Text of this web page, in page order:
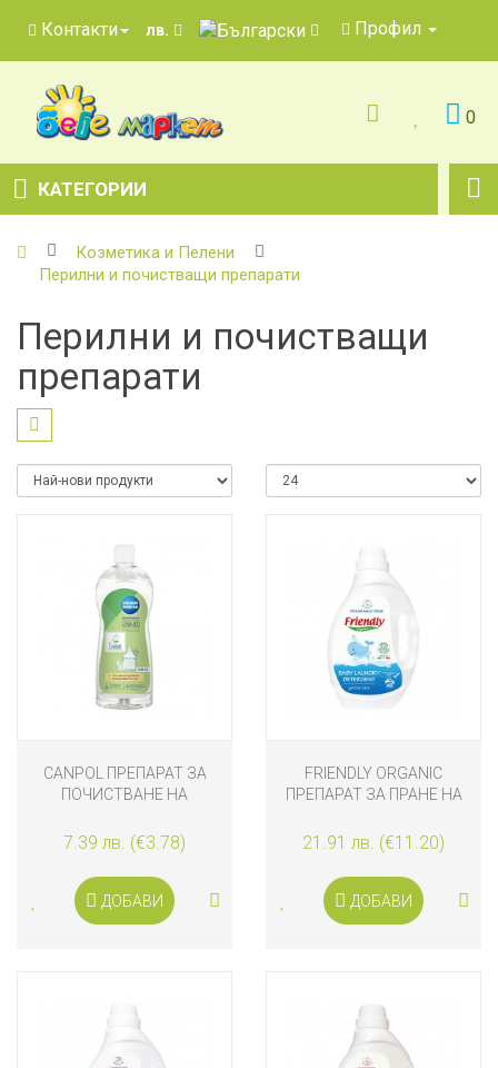
Контакти лв. Профил
0
КАТЕГОРИИ
Козметика и Пелени
Перилни и почистващи препарати
Перилни и почистващи
препарати
CANPOL ПРЕПАРАТ ЗА
ПОЧИСТВАНЕ НА
7.39 лв. (€3.78)
ДОБАВИ
FRIENDLY ORGANIC
ПРЕПАРАТ ЗА ПРАНЕ НА
АРОМАТ, 2L
21.91 лв. (€11.20)
ДОБАВИ